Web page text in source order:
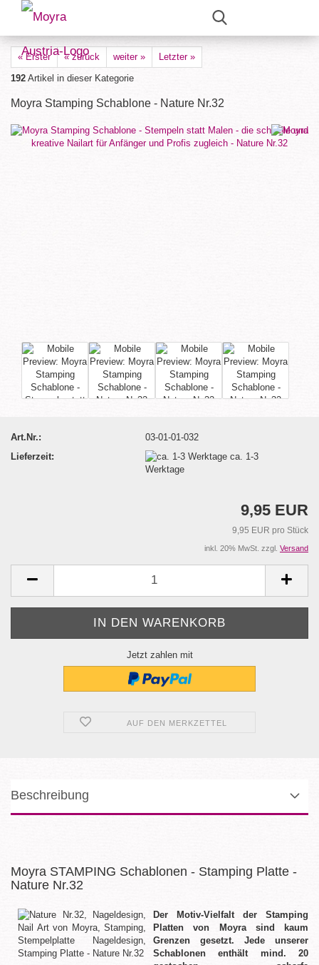
« Erster « zurück weiter »
Letzter »
192 Artikel in dieser Kategorie
Moyra Stamping Schablone - Nature Nr.32
Art.Nr.:
03-01-01-032
Lieferzeit:
ca. 1-3
Werktage
9,95 EUR
9,95 EUR pro Stück
inkl. 20% MwSt. zzgl. Versand
Jetzt zahlen mit
AUF DEN MERKZETTEL
Beschreibung
Moyra STAMPING Schablonen - Stamping Platte -
Nature Nr.32
Der Motiv-Vielfalt der Stamping
Platten von Moyra sind kaum
Grenzen gesetzt. Jede unserer
Schablonen enthält mind. 20